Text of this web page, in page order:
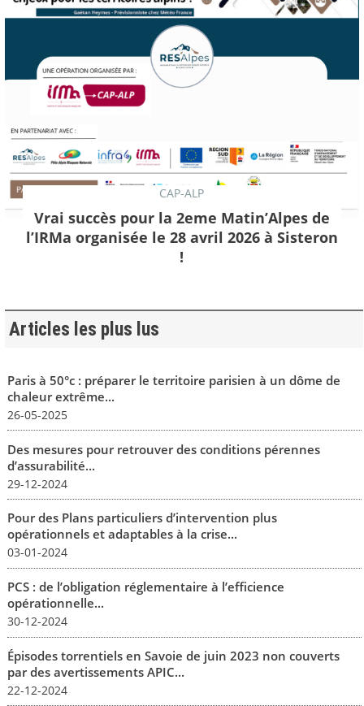
CAP-ALP
Vrai succès pour la 2eme Matin’Alpes de
l’IRMa organisée le 28 avril 2026 à Sisteron
!
Articles les plus lus
Paris à 50°c : préparer le territoire parisien à un dôme de
chaleur extrême...
26-05-2025
Des mesures pour retrouver des conditions pérennes
d’assurabilité...
29-12-2024
Pour des Plans particuliers d’intervention plus
opérationnels et adaptables à la crise...
03-01-2024
PCS : de l’obligation réglementaire à l’efficience
opérationnelle...
30-12-2024
Épisodes torrentiels en Savoie de juin 2023 non couverts
par des avertissements APIC...
22-12-2024